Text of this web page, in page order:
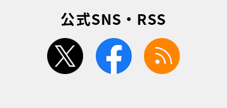
公式SNS・RSS
twitter facebook